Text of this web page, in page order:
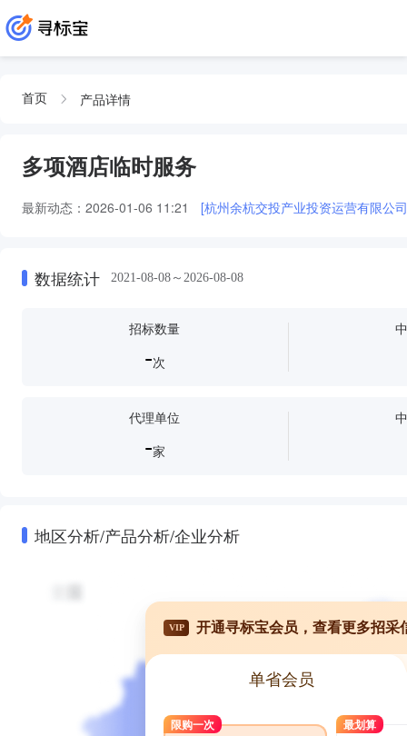
首页 产品详情
多项酒店临时服务
最新动态： 2026-01-06 11:21
数据统计 2021-08-08～2026-08-08
招标数量
-次
代理单位
-家
地区分析/产品分析/企业分析
VIP 开通寻标宝会员，查看更多招采
单省会员
限购一次 最划算